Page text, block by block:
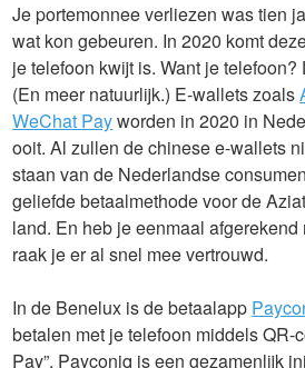
Je portemonnee verliezen was tien
wat kon gebeuren. In 2020 komt
je telefoon kwijt is. Want je
(En meer natuurlijk.) E-wallets zoals
WeChat Payworden in 2020 in
ooit. Al zullen de chinese e-wallets
staan van de Nederlandse
geliefde betaalmethode voor de
land. En heb je eenmaal
raak je er al snel mee vertrouwd.
In de Benelux is de betaalapp
betalen met je telefoon middels QR-
Pay”. Payconiq is een gezamenlijk